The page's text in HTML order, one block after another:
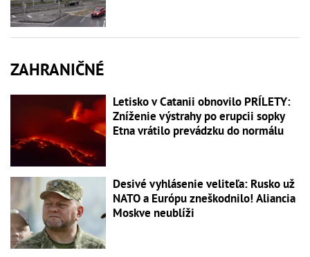
ZAHRANIČNÉ
Letisko v Catanii obnovilo PRÍLETY:
Zníženie výstrahy po erupcii sopky
Etna vrátilo prevádzku do normálu
Desivé vyhlásenie veliteľa: Rusko už
NATO a Európu zneškodnilo! Aliancia
Moskve neublíži